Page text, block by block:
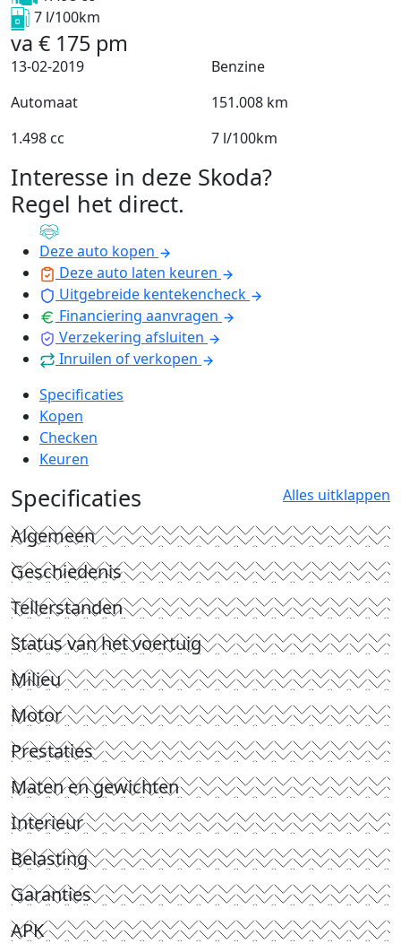
7 l/100km
va € 175 pm
13-02-2019
Benzine
Automaat
151.008 km
1.498 cc
7 l/100km
Interesse in deze Skoda?
Regel het direct.
Deze auto kopen
Deze auto laten keuren
Uitgebreide kentekencheck
Financiering aanvragen
Verzekering afsluiten
Inruilen of verkopen
Specificaties
Kopen
Checken
Keuren
Specificaties Alles uitklappen
Algemeen
Geschiedenis
Tellerstanden
Status van het voertuig
Milieu
Motor
Prestaties
Maten en gewichten
Interieur
Belasting
Garanties
APK